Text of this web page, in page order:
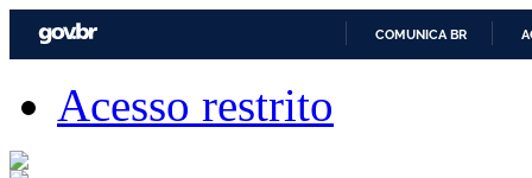
COMUNICA BR
Acesso restrito